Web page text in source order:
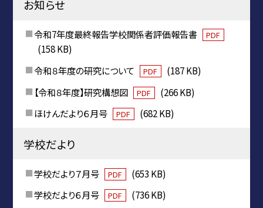
お知らせ
令和7年度最終報告学校関係者評価報告書 PDF
(158 KB)
令和８年度の研究について
PDF
(187 KB)
【令和８年度】研究構想図
PDF
(266 KB)
ほけんだより６月号
PDF (682 KB)
学校だより
学校だより７月号 PDF
(653 KB)
学校だより６月号
PDF (736 KB)